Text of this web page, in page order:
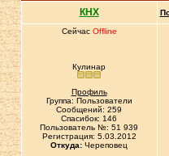
КНХ
Сейчас Offline
Кулинар
Профиль
Группа: Пользователи
Сообщений: 259
Спасибок: 146
Пользователь №: 51 939
Регистрация: 5.03.2012
Откуда: Череповец